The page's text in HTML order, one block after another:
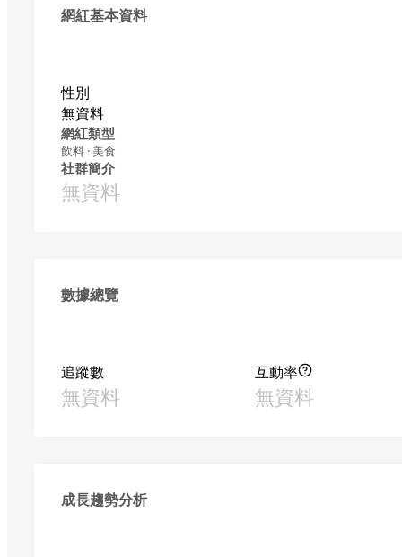
網紅基本資料
性別
無資料
網紅類型
飲料 · 美食
社群簡介
無資料
數據總覽
追蹤數
無資料
互動率
無資料
成長趨勢分析